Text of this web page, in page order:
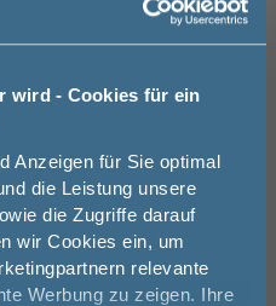
wird - Cookies für ein
Anzeigen für Sie optimal
die Leistung unsere
die Zugriffe darauf
wir Cookies ein, um
relevante
Werbung zu zeigen. Ihre
-
€
Glas Grau - Riviera
56,00 €
innerhalb Deutschlands
ins Ausland zzgl.Versandkosten
merken
sparen!
zu unserem
sparen Sie
Bestellung!